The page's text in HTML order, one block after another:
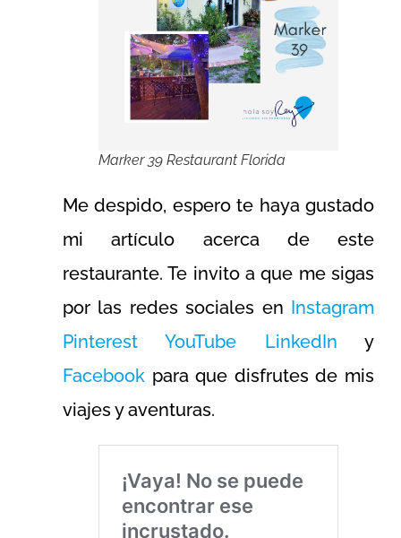
Marker 39 Restaurant Florida
Me despido, espero te haya gustado
mi artículo acerca de este
restaurante. Te invito a que me sigas
por las redes sociales en Instagram
Pinterest
YouTube LinkedIny
Facebook para que disfrutes de mis
viajes y aventuras.